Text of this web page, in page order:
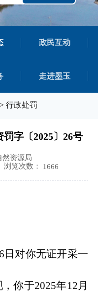
政民互动
走进墨玉
> 行政处罚
字〔2025〕26号
然资源局
浏览次数： 1666
日对你无证开采一
，你于2025年12月